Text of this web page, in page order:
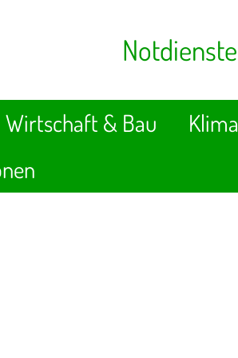
Notdienste
Wirtschaft & Bau